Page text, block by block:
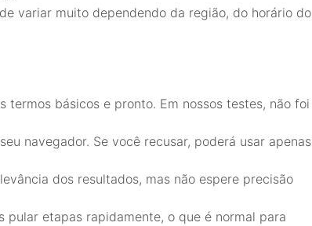
variar muito dependendo da região, do horário do
termos básicos e pronto. Em nossos testes, não foi
navegador. Se você recusar, poderá usar apenas
dos resultados, mas não espere precisão
etapas rapidamente, o que é normal para